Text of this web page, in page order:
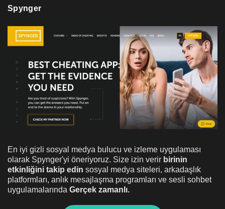
Spynger
En iyi gizli sosyal medya bulucu ve izleme uygulaması
olarak Spynger'yi öneriyoruz. Size izin verir birinin
etkinliğini takip edin sosyal medya siteleri, arkadaşlık
platformları, anlık mesajlaşma programları ve sesli sohbet
uygulamalarında Gerçek zamanlı.